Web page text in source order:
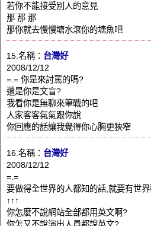
若你不能接受別人的意見
那 那 那
那你就去慢慢塘水滾你的塘魚吧
15.名稱： 台灣好
2008/12/12
=.= 你是來討罵的嗎?
還是你是文盲?
我看你是無聊來筆戰的吧
人家客客氣氣跟你說
你回應的話讓我覺得你心胸更狹窄
16.名稱： 台灣好
2008/12/12
=.=
要做得全世界的人都知的話,就要有世
↑↑↑
你怎麼不說網站全部都用英文啊?